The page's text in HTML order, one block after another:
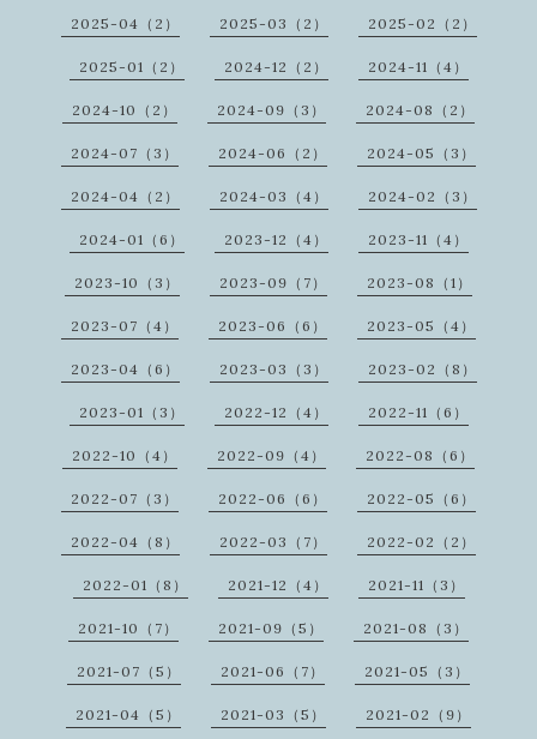
2025-04（2） 2025-03（2） 2025-02（2）
2025-01（2） 2024-12（2） 2024-11（4）
2024-10（2） 2024-09（3） 2024-08（2）
2024-07（3） 2024-06（2） 2024-05（3）
2024-04（2） 2024-03（4） 2024-02（3）
2024-01（6） 2023-12（4） 2023-11（4）
2023-10（3） 2023-09（7） 2023-08（1）
2023-07（4） 2023-06（6） 2023-05（4）
2023-04（6） 2023-03（3） 2023-02（8）
2023-01（3） 2022-12（4） 2022-11（6）
2022-10（4） 2022-09（4） 2022-08（6）
2022-07（3） 2022-06（6） 2022-05（6）
2022-04（8） 2022-03（7） 2022-02（2）
2022-01（8） 2021-12（4） 2021-11（3）
2021-10（7） 2021-09（5） 2021-08（3）
2021-07（5） 2021-06（7） 2021-05（3）
2021-04（5） 2021-03（5） 2021-02（9）